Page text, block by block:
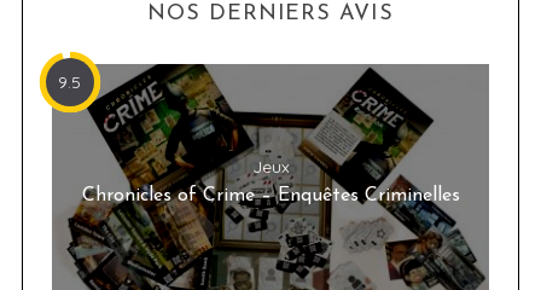
NOS DERNIERS AVIS
9.5
Jeux
Chronicles of Crime – Enquêtes Criminelles